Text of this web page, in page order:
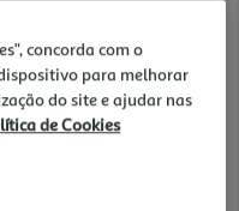
concorda com o
para melhorar
do site e ajudar nas
de Cookies